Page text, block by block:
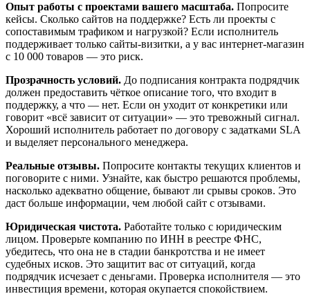
Опыт работы с проектами вашего масштаба. Попросите
кейсы. Сколько сайтов на поддержке? Есть ли проекты с
сопоставимым трафиком и нагрузкой? Если исполнитель
поддерживает только сайты-визитки, а у вас интернет-магазин
с 10 000 товаров — это риск.
Прозрачность условий. До подписания контракта подрядчик
должен предоставить чёткое описание того, что входит в
поддержку, а что — нет. Если он уходит от конкретики или
говорит «всё зависит от ситуации» — это тревожный сигнал.
Хороший исполнитель работает по договору с задатками SLA
и выделяет персонального менеджера.
Реальные отзывы. Попросите контакты текущих клиентов и
поговорите с ними. Узнайте, как быстро решаются проблемы,
насколько адекватно общение, бывают ли срывы сроков. Это
даст больше информации, чем любой сайт с отзывами.
Юридическая чистота. Работайте только с юридическим
лицом. Проверьте компанию по ИНН в реестре ФНС,
убедитесь, что она не в стадии банкротства и не имеет
судебных исков. Это защитит вас от ситуаций, когда
подрядчик исчезает с деньгами. Проверка исполнителя — это
инвестиция времени, которая окупается спокойствием.